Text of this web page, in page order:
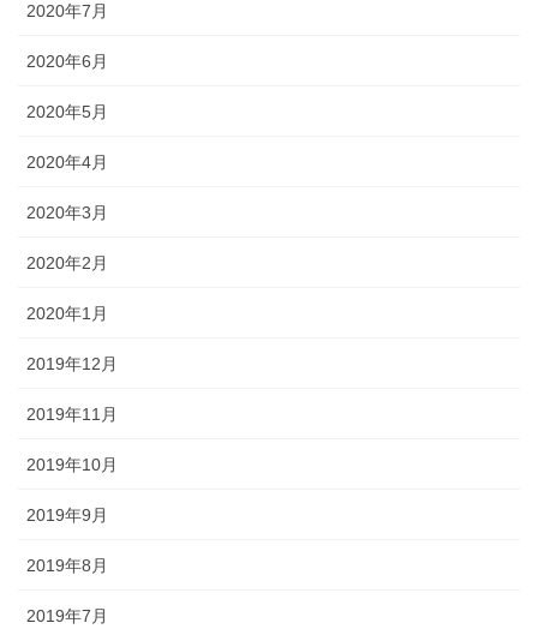
2020年7月
2020年6月
2020年5月
2020年4月
2020年3月
2020年2月
2020年1月
2019年12月
2019年11月
2019年10月
2019年9月
2019年8月
2019年7月